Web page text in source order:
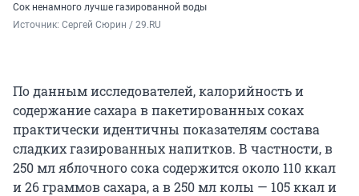
Сок ненамного лучше газированной воды
Источник: Сергей Сюрин / 29.RU
По данным исследователей, калорийность и
содержание сахара в пакетированных соках
практически идентичны показателям состава
сладких газированных напитков. В частности, в
250 мл яблочного сока содержится около 110 ккал
и 26 граммов сахара, а в 250 мл колы — 105 ккал и